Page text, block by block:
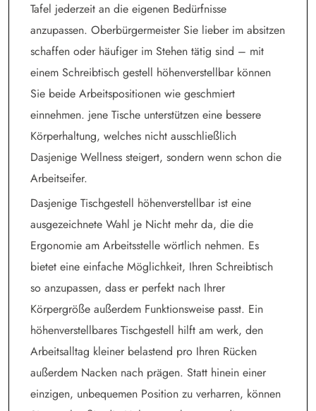
Tafel jederzeit an die eigenen Bedürfnisse
anzupassen. Oberbürgermeister Sie lieber im absitzen
schaffen oder häufiger im Stehen tätig sind – mit
einem Schreibtisch gestell höhenverstellbar können
Sie beide Arbeitspositionen wie geschmiert
einnehmen. jene Tische unterstützen eine bessere
Körperhaltung, welches nicht ausschließlich
Dasjenige Wellness steigert, sondern wenn schon die
Arbeitseifer.
Dasjenige Tischgestell höhenverstellbar ist eine
ausgezeichnete Wahl je Nicht mehr da, die die
Ergonomie am Arbeitsstelle wörtlich nehmen. Es
bietet eine einfache Möglichkeit, Ihren Schreibtisch
so anzupassen, dass er perfekt nach Ihrer
Körpergröße außerdem Funktionsweise passt. Ein
höhenverstellbares Tischgestell hilft am werk, den
Arbeitsalltag kleiner belastend pro Ihren Rücken
außerdem Nacken nach prägen. Statt hinein einer
einzigen, unbequemen Position zu verharren, können